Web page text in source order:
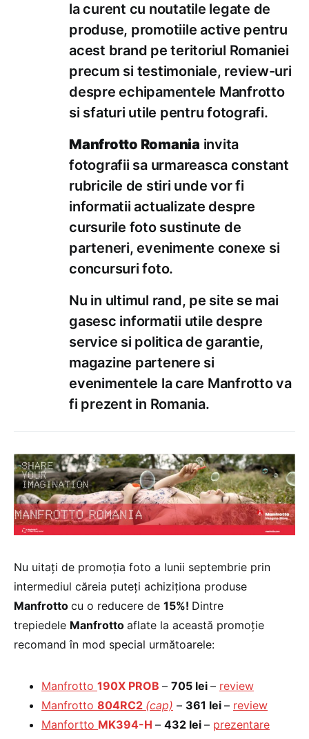
la curent cu noutatile legate de
produse, promotiile active pentru
acest brand pe teritoriul Romaniei
precum si testimoniale, review-uri
despre echipamentele Manfrotto
si sfaturi utile pentru fotografi.
Manfrotto Romania invita
fotografii sa urmareasca constant
rubricile de stiri unde vor fi
informatii actualizate despre
cursurile foto sustinute de
parteneri, evenimente conexe si
concursuri foto.
Nu in ultimul rand, pe site se mai
gasesc informatii utile despre
service si politica de garantie,
magazine partenere si
evenimentele la care Manfrotto va
fi prezent in Romania.
Nu uitați de promoția foto a lunii septembrie prin
intermediul căreia puteți achiziționa produse
Manfrotto cu o reducere de 15%! Dintre
trepiedele Manfrotto aflate la această promoție
recomand în mod special următoarele:
Manfrotto 190X PROB – 705 lei – review
Manfrotto 804RC2 (cap) – 361 lei – review
Manfortto MK394-H – 432 lei – prezentare